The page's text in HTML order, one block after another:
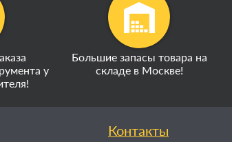
у
Большие запасы товара на
складе в Москве!
Контакты